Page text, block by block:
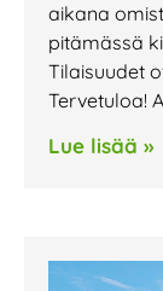
aikana
pitämässä
Tilaisuudet
Tervetuloa!
Lue lisää »